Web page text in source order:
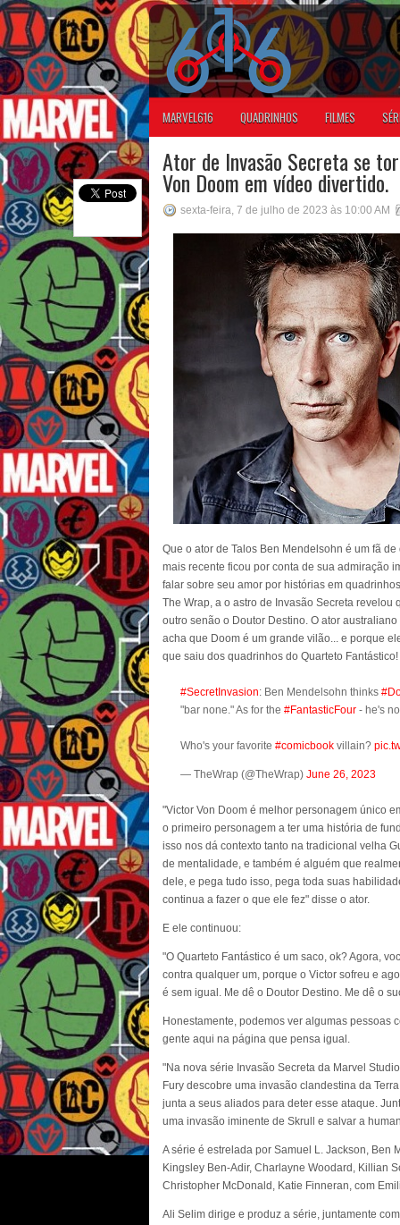
MARVEL616 QUADRINHOS FILMES
Ator de Invasão Secreta se
Von Doom em vídeo divertido.
sexta-feira, 7 de julho de 2023 às 10:00 AM
Que o ator de Talos Ben Mendelsohn é um fã
mais recente ficou por conta de sua admiração
falar sobre seu amor por histórias em
The Wrap, a o astro de Invasão Secreta
outro senão o Doutor Destino. O ator
acha que Doom é um grande vilão... e porque
que saiu dos quadrinhos do Quarteto
#SecretInvasion: Ben Mendelsohn thinks
"bar none." As for the #FantasticFour - he's
Who's your favorite #comicbook villain?
— TheWrap (@TheWrap) June 26, 2023
"Victor Von Doom é melhor personagem único
o primeiro personagem a ter uma história de
isso nos dá contexto tanto na tradicional velha
de mentalidade, e também é alguém que
dele, e pega tudo isso, pega toda suas
continua a fazer o que ele fez" disse o ator.
E ele continuou:
"O Quarteto Fantástico é um saco, ok? Agora,
contra qualquer um, porque o Victor sofreu e
é sem igual. Me dê o Doutor Destino. Me dê o
Honestamente, podemos ver algumas pessoas
gente aqui na página que pensa igual.
"Na nova série Invasão Secreta da Marvel
Fury descobre uma invasão clandestina da
junta a seus aliados para deter esse ataque.
uma invasão iminente de Skrull e salvar a
A série é estrelada por Samuel L. Jackson, Ben
Kingsley Ben-Adir, Charlayne Woodard, Killian
Christopher McDonald, Katie Finneran, com
Ali Selim dirige e produz a série, juntamente